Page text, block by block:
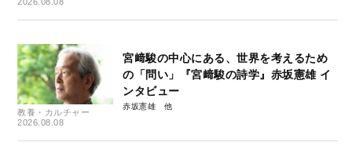
教養・カルチャー
2026.08.08
宮﨑駿の中心にある、世界を考えるため
の「問い」『宮﨑駿の詩学』赤坂憲雄 イ
ンタビュー
赤坂憲雄